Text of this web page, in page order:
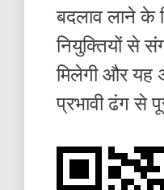
बदलाव लाने के
नियुक्तियों से
मिलेगी और यह
प्रभावी ढंग से